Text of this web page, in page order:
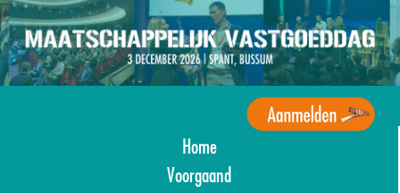
Overslaan
en
naar
de
inhoud
gaan
Home
Voorgaand